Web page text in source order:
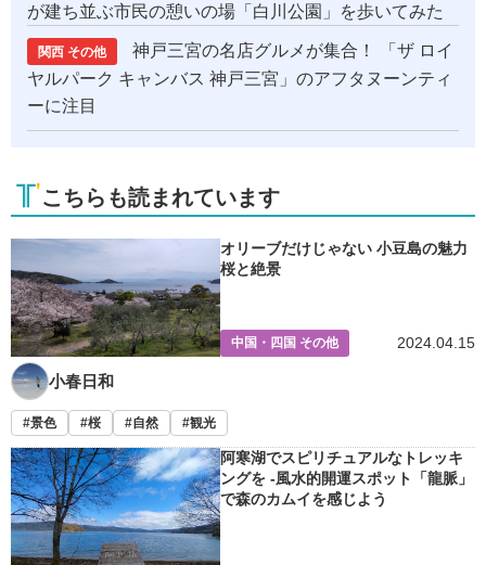
が建ち並ぶ市民の憩いの場「白川公園」を歩いてみた
関西 その他
神戸三宮の名店グルメが集合！ 「ザ ロイ
ヤルパーク キャンバス 神戸三宮」のアフタヌーンティ
ーに注目
こちらも読まれています
オリーブだけじゃない 小豆島の魅力
桜と絶景
中国・四国 その他 2024.04.15
小春日和
景色 桜 自然 観光
阿寒湖でスピリチュアルなトレッキ
ングを -風水的開運スポット「龍脈」
で森のカムイを感じよう